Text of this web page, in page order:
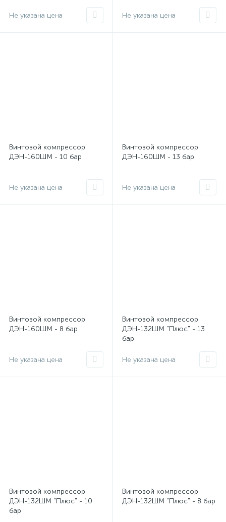
Не указана цена Не указана цена
Винтовой компрессор
ДЭН-160ШМ - 10 бар
Не указана цена
Винтовой компрессор
ДЭН-160ШМ - 13 бар
Не указана цена
Винтовой компрессор
ДЭН-160ШМ - 8 бар
Не указана цена
Винтовой компрессор
ДЭН-132ШМ "Плюс" - 13
бар
Не указана цена
Винтовой компрессор
ДЭН-132ШМ "Плюс" - 10
бар
Винтовой компрессор
ДЭН-132ШМ "Плюс" - 8 бар